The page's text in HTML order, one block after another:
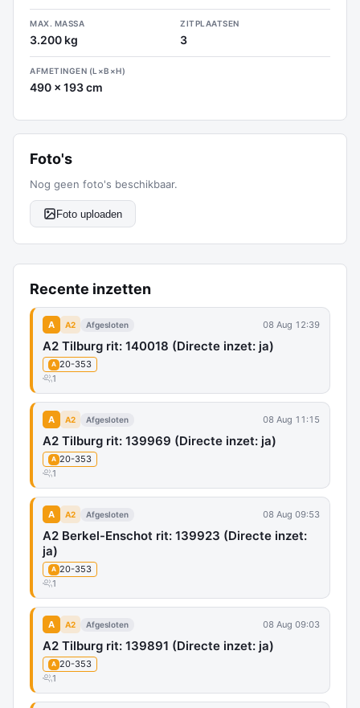
MAX. MASSA
3.200 kg
ZITPLAATSEN
3
AFMETINGEN (L×B×H)
490 x 193 cm
Foto's
Nog geen foto's beschikbaar.
Foto uploaden
Recente inzetten
A A2 Afgesloten 08 Aug 12:39
A2 Tilburg rit: 140018 (Directe inzet: ja)
A 20-353
1
A A2 Afgesloten 08 Aug 11:15
A2 Tilburg rit: 139969 (Directe inzet: ja)
A 20-353
1
A A2 Afgesloten 08 Aug 09:53
A2 Berkel-Enschot rit: 139923 (Directe inzet:
ja)
A 20-353
1
A A2 Afgesloten 08 Aug 09:03
A2 Tilburg rit: 139891 (Directe inzet: ja)
A 20-353
1